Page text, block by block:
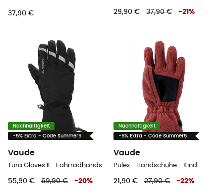
37,90 € 29,90 € 37,90 € -21 %
Nachhaltigkeit
-5% Extra - Code Summer5
Vaude
Tura Gloves II - Fahrradhandschuhe
55,90 € 69,90 € -20%
Nachhaltigkeit
-5% Extra - Code Summer5
Vaude
Pulex - Handschuhe - Kind
21,90 € 27,90 € -22%